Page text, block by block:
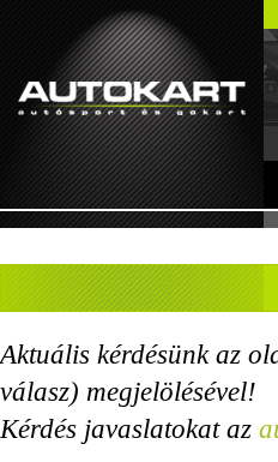
Aktuális kérdésünk az
válasz) megjelölésével!
Kérdés javaslatokat az